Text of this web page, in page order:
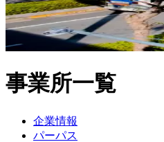
事業所一覧
企業情報
パーパス